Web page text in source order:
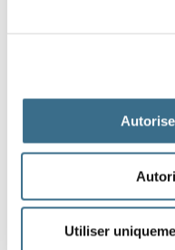
Utiliser